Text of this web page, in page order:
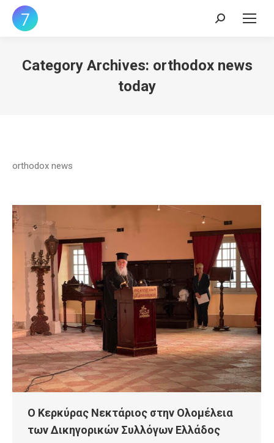
Search:
Category Archives: orthodox news
today
orthodox news
Ο Κερκύρας Νεκτάριος στην Ολομέλεια
των Δικηγορικών Συλλόγων Ελλάδος